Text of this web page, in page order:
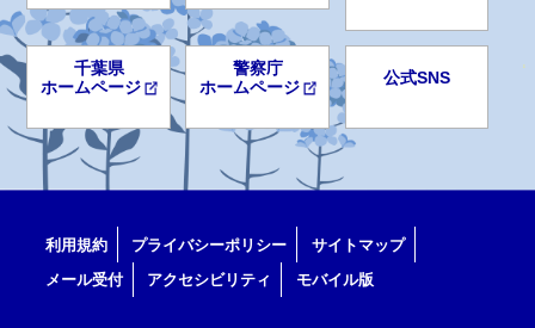
千葉県
ホームページ
警察庁
ホームページ
公式SNS
利用規約 プライバシーポリシー
サイトマップ
メール受付
アクセシビリティ モバイル版